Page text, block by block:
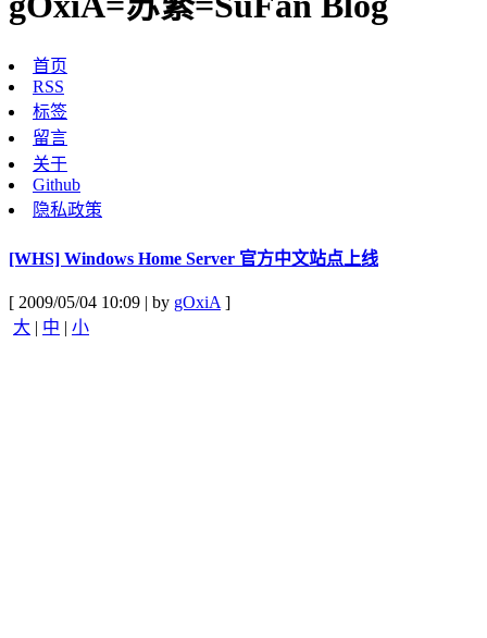
首页
RSS
标签
留言
关于
Github
隐私政策
[WHS] Windows Home Server 官方中文站点上线
[ 2009/05/04 10:09 | by gOxiA]
大 | 中 | 小